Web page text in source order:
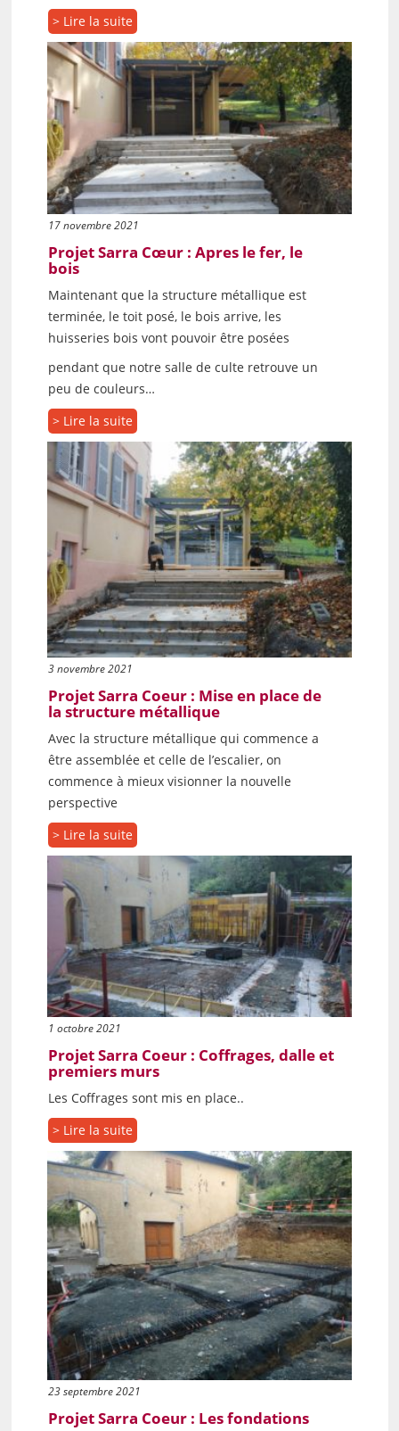
> Lire la suite
17 novembre 2021
Projet Sarra Cœur : Apres le fer, le
bois
Maintenant que la structure métallique est
terminée, le toit posé, le bois arrive, les
huisseries bois vont pouvoir être posées
pendant que notre salle de culte retrouve un
peu de couleurs…
> Lire la suite
3 novembre 2021
Projet Sarra Coeur : Mise en place de
la structure métallique
Avec la structure métallique qui commence a
être assemblée et celle de l’escalier, on
commence à mieux visionner la nouvelle
perspective
> Lire la suite
1 octobre 2021
Projet Sarra Coeur : Coffrages, dalle et
premiers murs
Les Coffrages sont mis en place..
> Lire la suite
23 septembre 2021
Projet Sarra Coeur : Les fondations